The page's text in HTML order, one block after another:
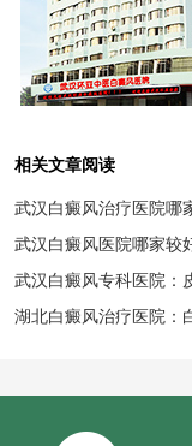
相关文章阅读
武汉白癜风治疗医院哪
武汉白癜风医院哪家较
武汉白癜风专科医院：
湖北白癜风治疗医院：